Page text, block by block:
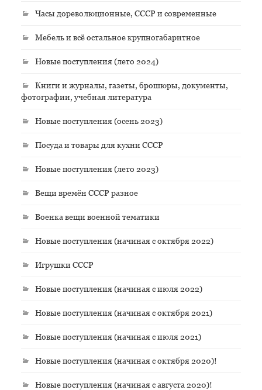
Часы дореволюционные, СССР и современные
Мебель и всё остальное крупногабаритное
Новые поступления (лето 2024)
Книги и журналы, газеты, брошюры, документы,
фотографии, учебная литература
Новые поступления (осень 2023)
Посуда и товары для кухни СССР
Новые поступления (лето 2023)
Вещи времён СССР разное
Военка вещи военной тематики
Новые поступления (начиная с октября 2022)
Игрушки СССР
Новые поступления (начиная с июля 2022)
Новые поступления (начиная с октября 2021)
Новые поступления (начиная с июля 2021)
Новые поступления (начиная с октября 2020)!
Новые поступления (начиная с августа 2020)!